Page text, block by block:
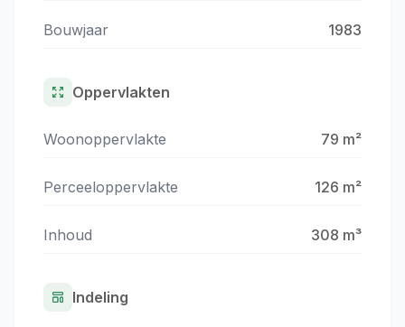
Bouwjaar 1983
Oppervlakten
Woonoppervlakte 79 m²
Perceeloppervlakte 126 m²
Inhoud 308 m³
Indeling